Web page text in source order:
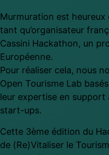
Murmuration est heureux
tant qu’organisateur
Cassini Hackathon, un
Européenne.
Pour réaliser cela, nous
Open Tourisme Lab
leur expertise en support
start-ups.
Cette 3ème édition du
de (Re)Vitaliser le